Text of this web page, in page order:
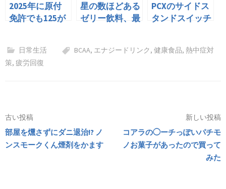
2025年に原付
免許でも125が
話
星の数ほどある
ゼリー飲料、最
だった
PCXのサイドス
タンドスイッチ
日常生活 BCAA, エナジードリンク, 健康食品, 熱中症対
策, 疲労回復
投
稿
古い投稿
部屋を燻さずにダニ退治!? ノ
ンスモークくん煙剤をかます
新しい投稿
コアラの◯ーチっぽいパチモ
ノお菓子があったので買って
みた